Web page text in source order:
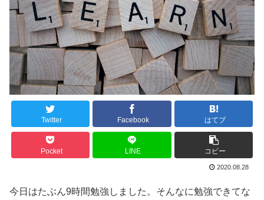
Twitter Facebook はてブ
Pocket LINE コピー
2020.08.28
今日はたぶん9時間勉強しました。そんなに勉強できてな